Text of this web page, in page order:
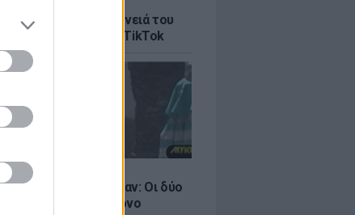
Τι λέει η οικογένειά του
σοκαριστικό live στο TikTok
και Νικόλ Κίντμαν: Οι δύο
Χόλιγουντ στη Μύκονο